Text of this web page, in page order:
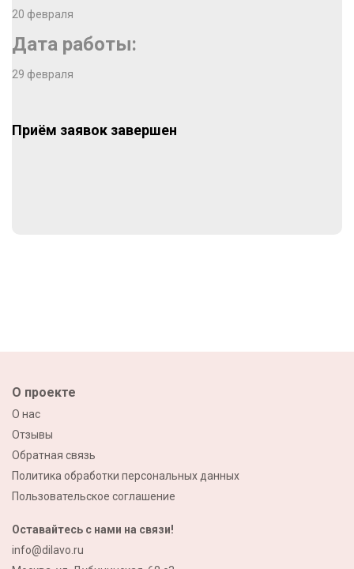
20 февраля
Дата работы:
29 февраля
Приём заявок завершен
О проекте
О нас
Отзывы
Обратная связь
Политика обработки персональных данных
Пользовательское соглашение
Оставайтесь с нами на связи!
info@dilavo.ru